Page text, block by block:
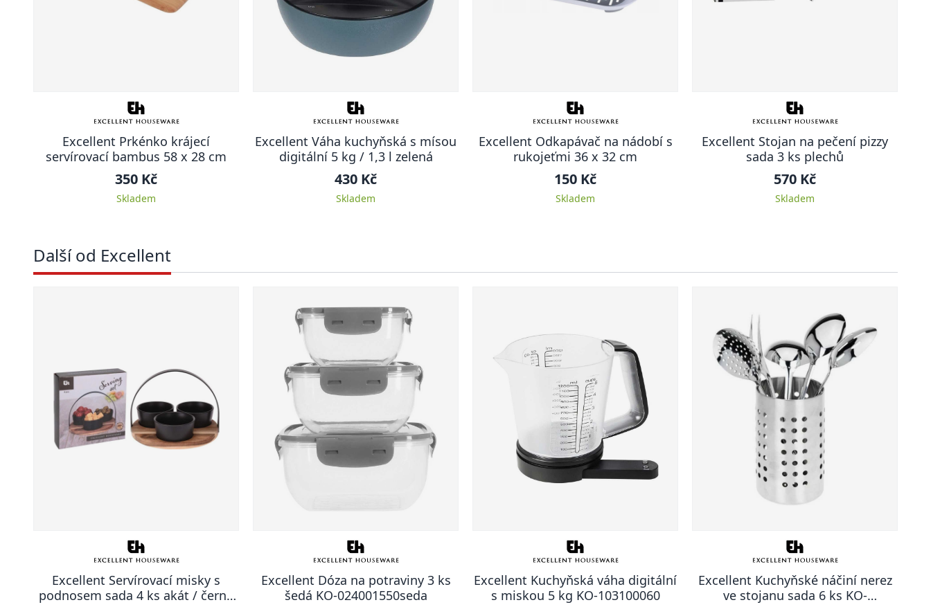
Excellent Prkénko krájecí
servírovací bambus 58 x 28 cm
350 Kč
Skladem
Excellent Váha kuchyňská s mísou
digitální 5 kg / 1,3 l zelená
430 Kč
Skladem
Excellent Odkapávač na nádobí s
rukojeťmi 36 x 32 cm
150 Kč
Skladem
Excellent Stojan na pečení pizzy
sada 3 ks plechů
570 Kč
Skladem
Další od Excellent
Excellent Servírovací misky s
podnosem sada 4 ks akát / černá
Excellent Dóza na potraviny 3 ks
šedá KO-024001550seda
Excellent Kuchyňská váha digitální
s miskou 5 kg KO-103100060
Excellent Kuchyňské náčiní nerez
ve stojanu sada 6 ks KO-